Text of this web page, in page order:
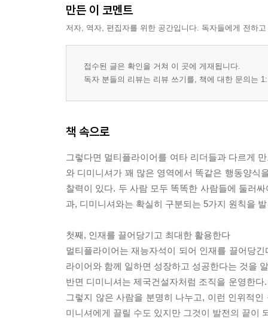
만든 이 코멘트
저자, 역자, 편집자를 위한 공간입니다. 독자들에게 전하
접수된 글은 확인을 거쳐 이 곳에 게재됩니다.
독자 분들의 리뷰는 리뷰 쓰기를, 책에 대한 문의는
책 속으로
그렇다면 멀티플라이어를 여타 리더들과 다르게
와 디미니셔가 꽤 많은 영역에서 똑같은 행동양식
찰력이 있다. 두 사람 모두 똑똑한 사람들에 둘러
과, 디미니셔와는 확실히 구분되는 5가지 원칙을
첫째, 인재를 끌어당기고 최대한 활용한다
멀티플라이어는 재능자석이 되어 인재를 끌어당
라이어와 함께 일하면 성장하고 성공한다는 것을
반면 디미니셔는 제국건설자처럼 조직을 운영한
그렇지 않은 사람을 분명히 나누고, 이런 인위적
미니셔에게 끌릴 수도 있지만 그것이 발전의 끝이